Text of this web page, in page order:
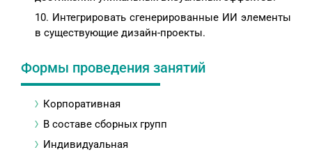
Интегрировать сгенерированные ИИ элементы
в существующие дизайн-проекты.
Формы проведения занятий
Корпоративная
В составе сборных групп
Индивидуальная